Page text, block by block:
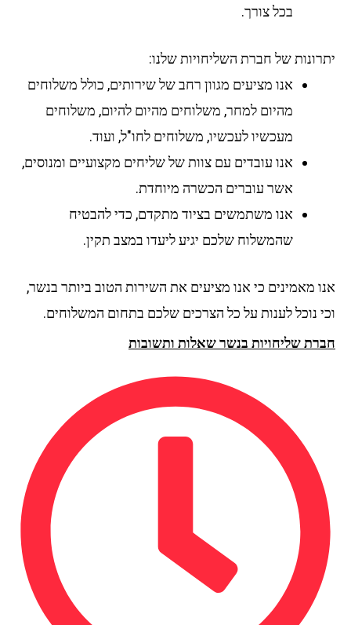
בכל צורך.
יתרונות של חברת השליחויות שלנו:
אנו מציעים מגוון רחב של שירותים, כולל משלוחים
מהיום למחר, משלוחים מהיום להיום, משלוחים
מעכשיו לעכשיו, משלוחים לחו"ל, ועוד.
אנו עובדים עם צוות של שליחים מקצועיים ומנוסים,
אשר עוברים הכשרה מיוחדת.
אנו משתמשים בציוד מתקדם, כדי להבטיח
שהמשלוח שלכם יגיע ליעדו במצב תקין.
אנו מאמינים כי אנו מציעים את השירות הטוב ביותר בנשר,
וכי נוכל לענות על כל הצרכים שלכם בתחום המשלוחים.
חברת שליחויות בנשר שאלות ותשובות